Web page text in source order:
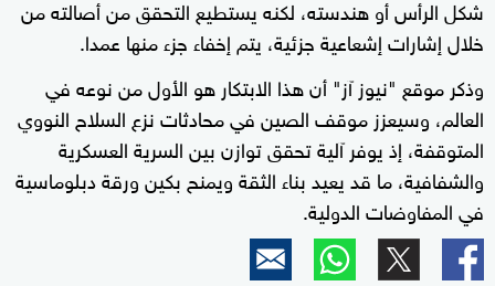
شكل الرأس أو هندسته، لكنه يستطيع التحقق من أصالته من
خلال إشارات إشعاعية جزئية، يتم إخفاء جزء منها عمدا.
وذكر موقع "نيوز آز" أن هذا الابتكار هو الأول من نوعه في
العالم، وسيعزز موقف الصين في محادثات نزع السلاح النووي
المتوقفة، إذ يوفر آلية تحقق توازن بين السرية العسكرية
والشفافية، ما قد يعيد بناء الثقة ويمنح بكين ورقة دبلوماسية
في المفاوضات الدولية.